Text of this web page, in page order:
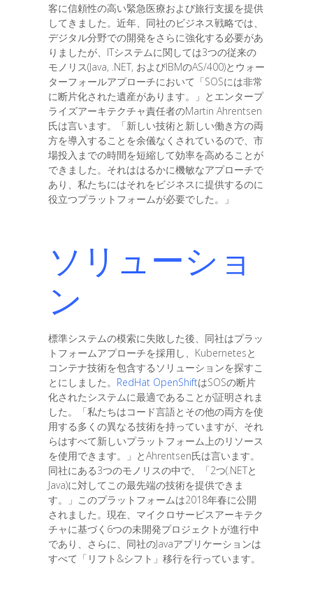
客に信頼性の高い緊急医療および旅行支援を提供
してきました。近年、同社のビジネス戦略では、
デジタル分野での開発をさらに強化する必要があ
りましたが、ITシステムに関しては3つの従来の
モノリス(Java, .NET, およびIBMのAS/400)とウォー
ターフォールアプローチにおいて「SOSには非常
に断片化された遺産があります。」とエンタープ
ライズアーキテクチャ責任者のMartin Ahrentsen
氏は言います。「新しい技術と新しい働き方の両
方を導入することを余儀なくされているので、市
場投入までの時間を短縮して効率を高めることが
できました。それははるかに機敏なアプローチで
あり、私たちにはそれをビジネスに提供するのに
役立つプラットフォームが必要でした。」
ソリューショ
ン
標準システムの模索に失敗した後、同社はプラッ
トフォームアプローチを採用し、Kubernetesと
コンテナ技術を包含するソリューションを探すこ
とにしました。 RedHat OpenShiftはSOSの断片
化されたシステムに最適であることが証明されま
した。「私たちはコード言語とその他の両方を使
用する多くの異なる技術を持っていますが、それ
らはすべて新しいプラットフォーム上のリソース
を使用できます。」とAhrentsen氏は言います。
同社にある3つのモノリスの中で、「2つ(.NETと
Java)に対してこの最先端の技術を提供できま
す。」このプラットフォームは2018年春に公開
されました。現在、マイクロサービスアーキテク
チャに基づく6つの未開発プロジェクトが進行中
であり、さらに、同社のJavaアプリケーションは
すべて「リフト&シフト」移行を行っています。